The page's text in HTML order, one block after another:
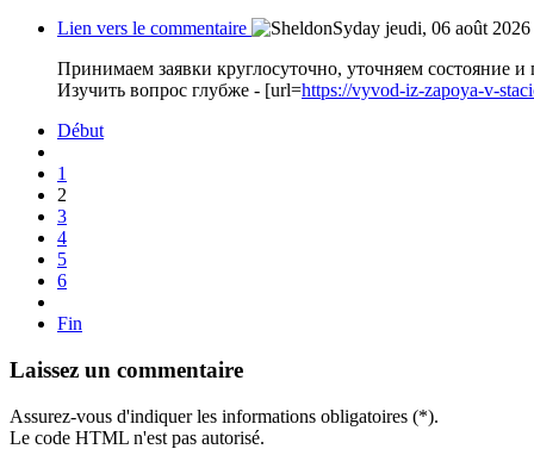
Lien vers le commentaire
jeudi, 06 août
Принимаем заявки круглосуточно, уточняем состояние
Изучить вопрос глубже - [url=https://vyvod-iz-zapoya-v-
Début
1
2
3
4
5
6
Fin
Laissez un commentaire
Assurez-vous d'indiquer les informations obligatoires (*).
Le code HTML n'est pas autorisé.